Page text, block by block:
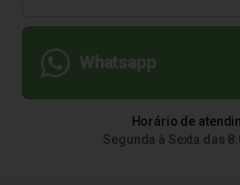
Whatsapp
Horário de
Segunda à Sexta das